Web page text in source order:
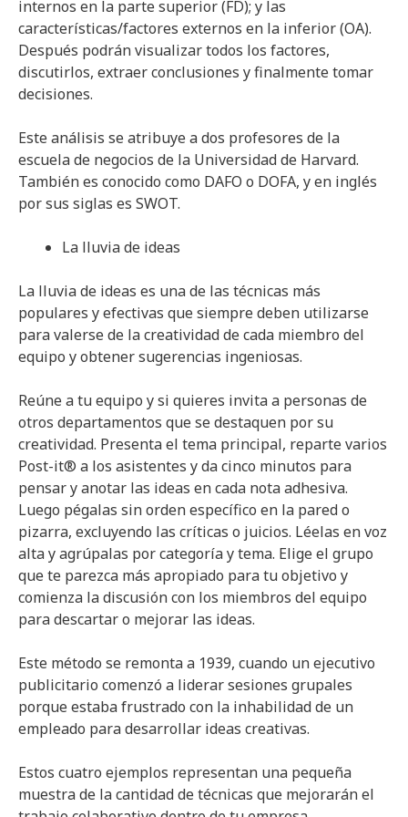
internos en la parte superior (FD); y las
características/factores externos en la inferior (OA).
Después podrán visualizar todos los factores,
discutirlos, extraer conclusiones y finalmente tomar
decisiones.
Este análisis se atribuye a dos profesores de la
escuela de negocios de la Universidad de Harvard.
También es conocido como DAFO o DOFA, y en inglés
por sus siglas es SWOT.
La lluvia de ideas
La lluvia de ideas es una de las técnicas más
populares y efectivas que siempre deben utilizarse
para valerse de la creatividad de cada miembro del
equipo y obtener sugerencias ingeniosas.
Reúne a tu equipo y si quieres invita a personas de
otros departamentos que se destaquen por su
creatividad. Presenta el tema principal, reparte varios
Post-it® a los asistentes y da cinco minutos para
pensar y anotar las ideas en cada nota adhesiva.
Luego pégalas sin orden específico en la pared o
pizarra, excluyendo las críticas o juicios. Léelas en voz
alta y agrúpalas por categoría y tema. Elige el grupo
que te parezca más apropiado para tu objetivo y
comienza la discusión con los miembros del equipo
para descartar o mejorar las ideas.
Este método se remonta a 1939, cuando un ejecutivo
publicitario comenzó a liderar sesiones grupales
porque estaba frustrado con la inhabilidad de un
empleado para desarrollar ideas creativas.
Estos cuatro ejemplos representan una pequeña
muestra de la cantidad de técnicas que mejorarán el